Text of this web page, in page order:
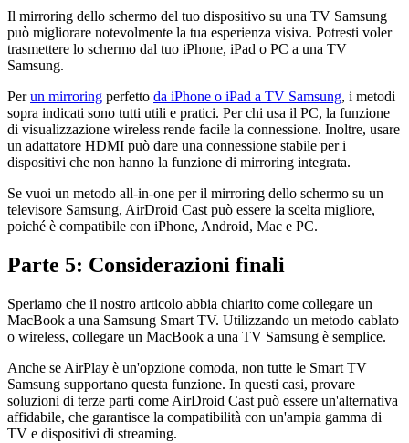
Il mirroring dello schermo del tuo dispositivo su una TV Samsung
può migliorare notevolmente la tua esperienza visiva. Potresti voler
trasmettere lo schermo dal tuo iPhone, iPad o PC a una TV
Samsung.
Perun mirroring perfetto da iPhone o iPad a TV Samsung, i metodi
sopra indicati sono tutti utili e pratici. Per chi usa il PC, la funzione
di visualizzazione wireless rende facile la connessione. Inoltre, usare
un adattatore HDMI può dare una connessione stabile per i
dispositivi che non hanno la funzione di mirroring integrata.
Se vuoi un metodo all-in-one per il mirroring dello schermo su un
televisore Samsung, AirDroid Cast può essere la scelta migliore,
poiché è compatibile con iPhone, Android, Mac e PC.
Parte 5: Considerazioni finali
Speriamo che il nostro articolo abbia chiarito come collegare un
MacBook a una Samsung Smart TV. Utilizzando un metodo cablato
o wireless, collegare un MacBook a una TV Samsung è semplice.
Anche se AirPlay è un'opzione comoda, non tutte le Smart TV
Samsung supportano questa funzione. In questi casi, provare
soluzioni di terze parti come AirDroid Cast può essere un'alternativa
affidabile, che garantisce la compatibilità con un'ampia gamma di
TV e dispositivi di streaming.